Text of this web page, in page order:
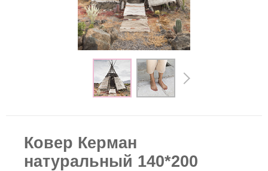
Ковер Керман
натуральный 140*200